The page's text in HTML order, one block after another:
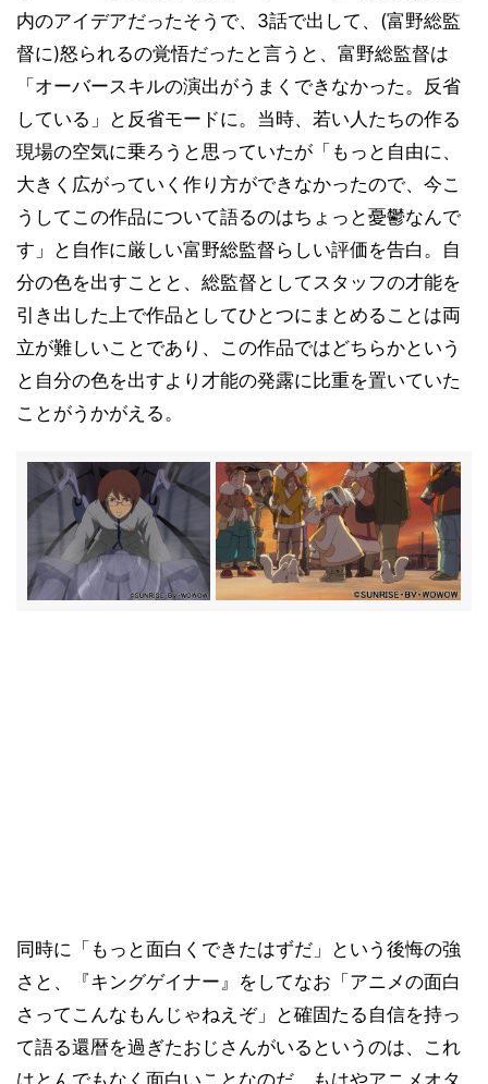
内のアイデアだったそうで、3話で出して、(富野総監
督に)怒られるの覚悟だったと言うと、富野総監督は
「オーバースキルの演出がうまくできなかった。反省
している」と反省モードに。当時、若い人たちの作る
現場の空気に乗ろうと思っていたが「もっと自由に、
大きく広がっていく作り方ができなかったので、今こ
うしてこの作品について語るのはちょっと憂鬱なんで
す」と自作に厳しい富野総監督らしい評価を告白。自
分の色を出すことと、総監督としてスタッフの才能を
引き出した上で作品としてひとつにまとめることは両
立が難しいことであり、この作品ではどちらかという
と自分の色を出すより才能の発露に比重を置いていた
ことがうかがえる。
同時に「もっと面白くできたはずだ」という後悔の強
さと、『キングゲイナー』をしてなお「アニメの面白
さってこんなもんじゃねえぞ」と確固たる自信を持っ
て語る還暦を過ぎたおじさんがいるというのは、これ
はとんでもなく面白いことなのだ。もはやアニメオタ